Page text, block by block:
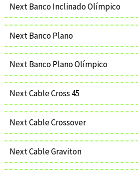
Next Banco Inclinado Olímpico
Next Banco Plano
Next Banco Plano Olímpico
Next Cable Cross 45
Next Cable Crossover
Next Cable Graviton